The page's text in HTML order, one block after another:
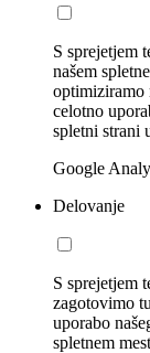
S sprejetjem
našem
optimiziramo
celotno
spletni strani
Google
Delovanje
S sprejetjem
zagotovimo
uporabo
spletnem